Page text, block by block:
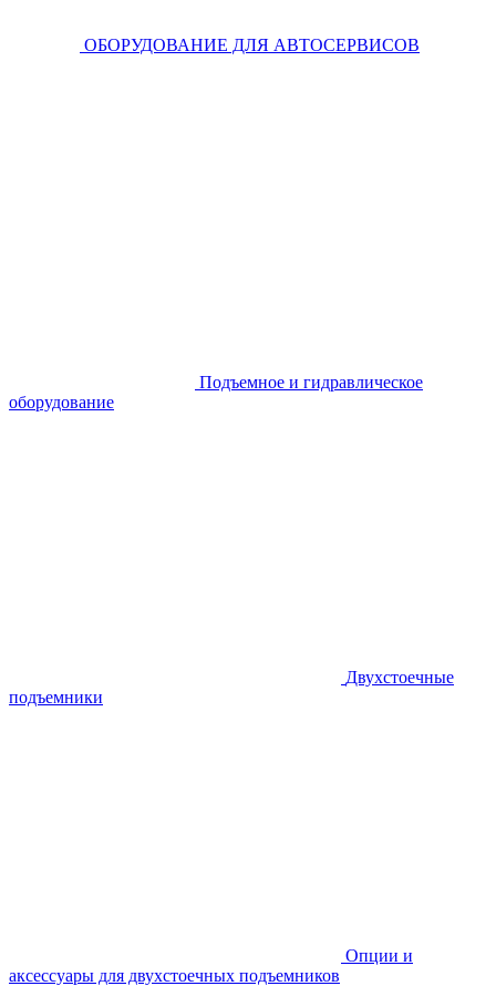
ОБОРУДОВАНИЕ ДЛЯ АВТОСЕРВИСОВ
Подъемное и гидравлическое
оборудование
Двухстоечные
подъемники
Опции и
аксессуары для двухстоечных подъемников